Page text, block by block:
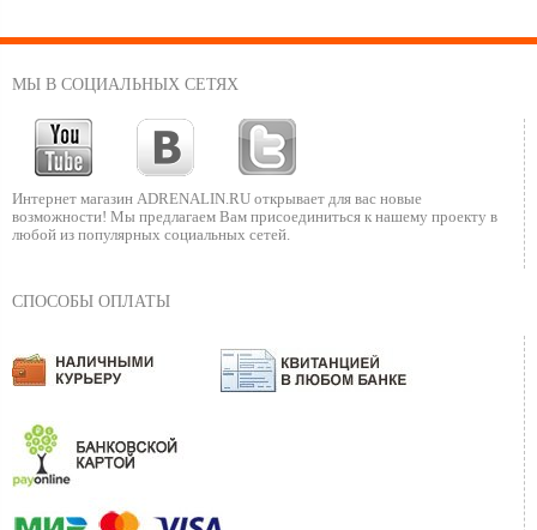
МЫ В СОЦИАЛЬНЫХ СЕТЯХ
Интернет магазин ADRENALIN.RU открывает для вас новые
возможности! Мы предлагаем Вам присоединиться к нашему проекту в
любой из популярных социальных сетей.
СПОСОБЫ ОПЛАТЫ